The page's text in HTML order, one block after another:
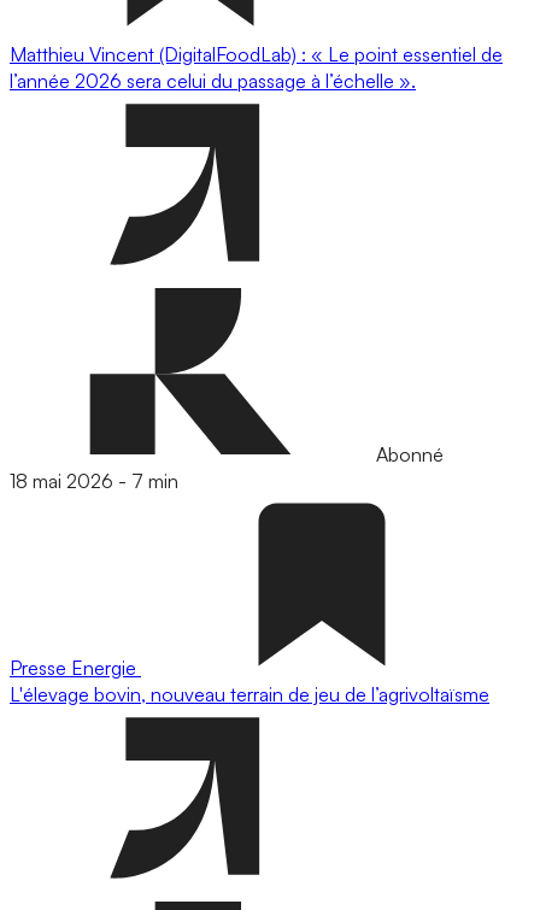
Matthieu Vincent (DigitalFoodLab) : « Le point essentiel de
l’année 2026 sera celui du passage à l’échelle ».
Abonné
18 mai 2026 - 7 min
Presse Energie
L'élevage bovin, nouveau terrain de jeu de l’agrivoltaïsme